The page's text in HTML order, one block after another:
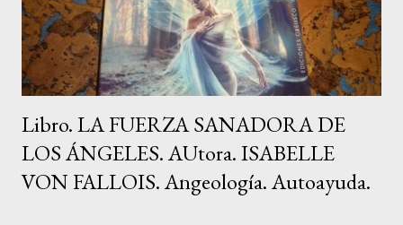
Libro. LA FUERZA SANADORA DE
LOS ÁNGELES. AUtora. ISABELLE
VON FALLOIS. Angeología. Autoayuda.